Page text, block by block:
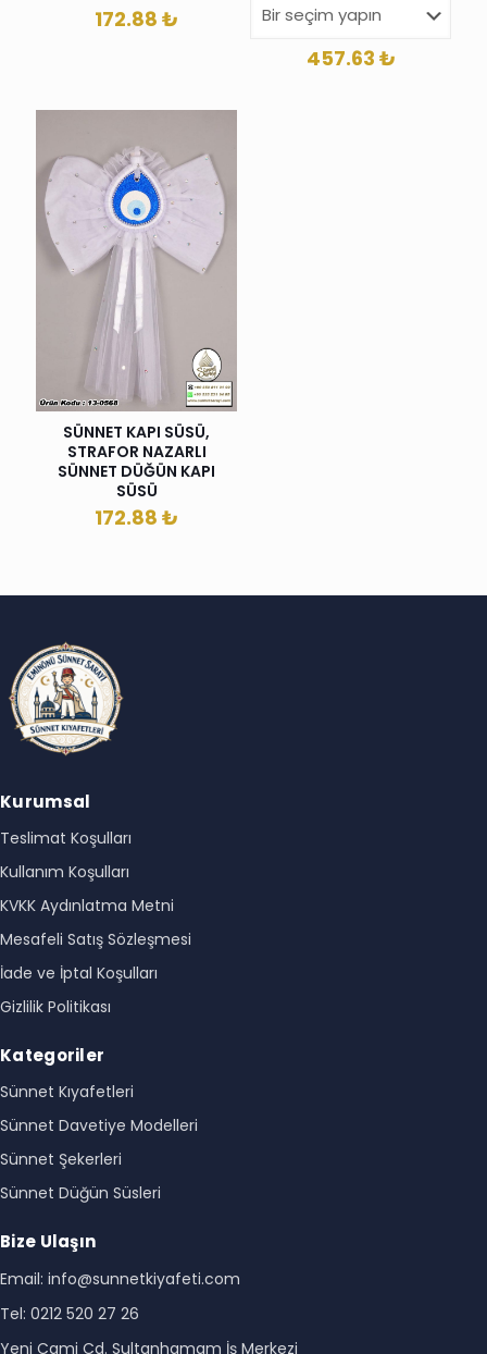
172.88 ₺
457.63 ₺
SÜNNET KAPI SÜSÜ,
STRAFOR NAZARLI
SÜNNET DÜĞÜN KAPI
SÜSÜ
172.88 ₺
Kurumsal
Teslimat Koşulları
Kullanım Koşulları
KVKK Aydınlatma Metni
Mesafeli Satış Sözleşmesi
İade ve İptal Koşulları
Gizlilik Politikası
Kategoriler
Sünnet Kıyafetleri
Sünnet Davetiye Modelleri
Sünnet Şekerleri
Sünnet Düğün Süsleri
Bize Ulaşın
Email: info@sunnetkiyafeti.com
Tel: 0212 520 27 26
Yeni Cami Cd. Sultanhamam İş Merkezi